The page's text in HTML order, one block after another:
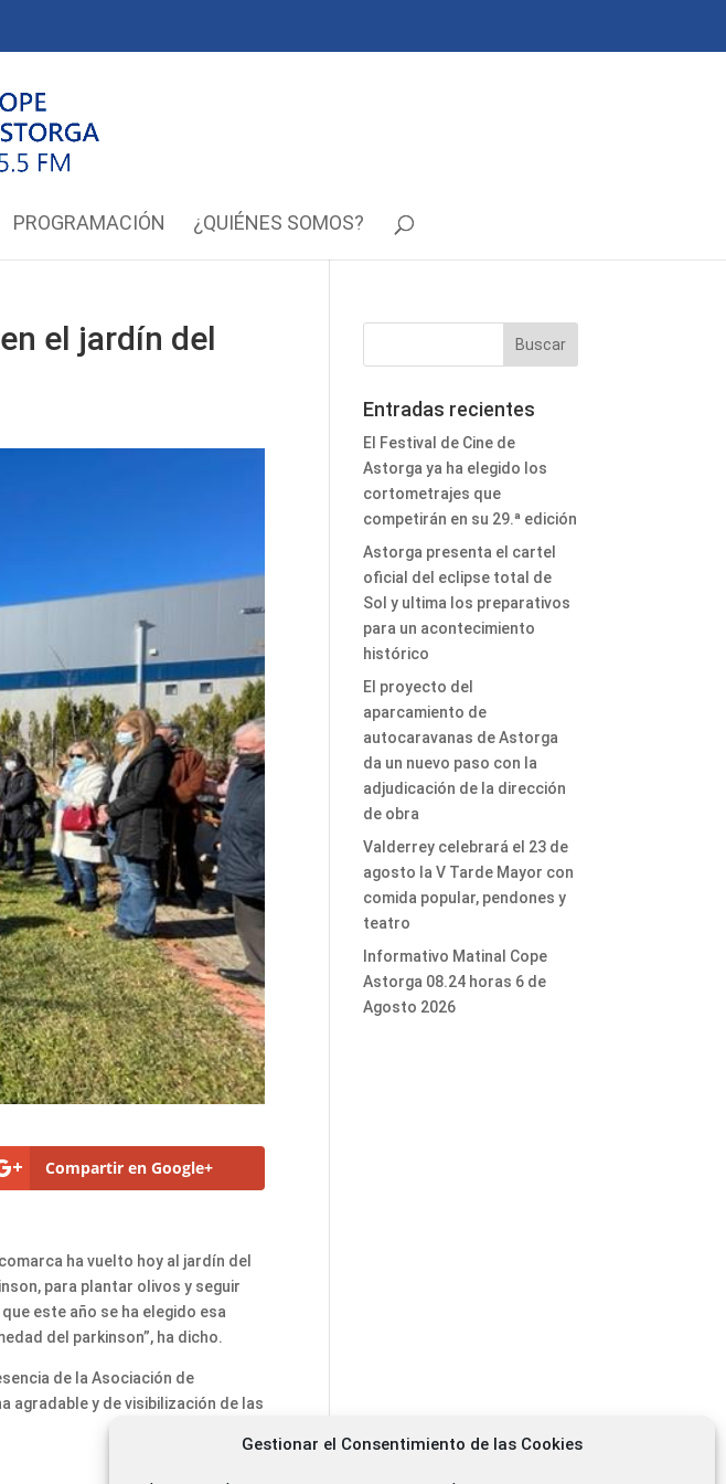
Gestionar el Consentimiento de las Cookies
PROGRAMACIÓN ¿QUIÉNES SOMOS?
el jardín del
Compartir en Google+
ha vuelto hoy al jardín del
para plantar olivos y seguir
este año se ha elegido esa
del parkinson”, ha dicho.
de la Asociación de
agradable y de visibilización de las
Entradas recientes
El Festival de Cine de
Astorga ya ha elegido los
cortometrajes que
competirán en su 29.ª edición
Astorga presenta el cartel
oficial del eclipse total de
Sol y ultima los preparativos
para un acontecimiento
histórico
El proyecto del
aparcamiento de
autocaravanas de Astorga
da un nuevo paso con la
adjudicación de la dirección
de obra
Valderrey celebrará el 23 de
agosto la V Tarde Mayor con
comida popular, pendones y
teatro
Informativo Matinal Cope
Astorga 08.24 horas 6 de
Agosto 2026